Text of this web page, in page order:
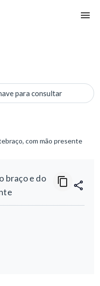
para consultar
com mão presente
braço e do